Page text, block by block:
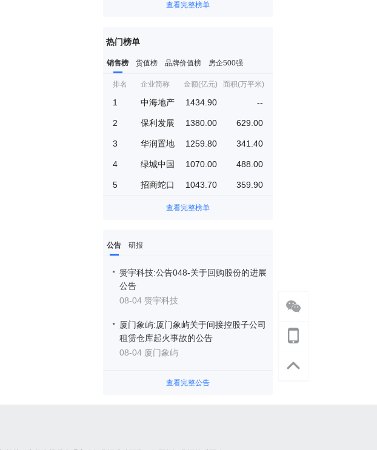
查看完整榜单
热门榜单
销售榜 货值榜 品牌价值榜 房企500强
排名 企业简称 金额(亿元) 面积(万平米)
1 中海地产 1434.90 --
2 保利发展 1380.00 629.00
3 华润置地 1259.80 341.40
4 绿城中国 1070.00 488.00
5 招商蛇口 1043.70 359.90
查看完整榜单
公告 研报
赞宇科技:公告048-关于回购股份的进展
公告
08-04 赞宇科技
厦门象屿:厦门象屿关于间接控股子公司
租赁仓库起火事故的公告
08-04 厦门象屿
查看完整公告